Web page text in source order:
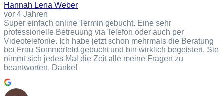
Hannah Lena Weber
vor 4 Jahren
Super einfach online Termin gebucht. Eine sehr
professionelle Betreuung via Telefon oder auch per
Videotelefonie. Ich habe jetzt schon mehrmals die Beratung
bei Frau Sommerfeld gebucht und bin wirklich begeistert. Sie
nimmt sich jedes Mal die Zeit alle meine Fragen zu
beantworten. Danke!